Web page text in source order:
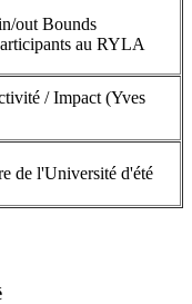
out Bounds
au RYLA
/ Impact (Yves
de l'Université d'été